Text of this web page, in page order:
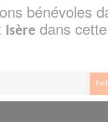
bénévoles
Isère dans cette